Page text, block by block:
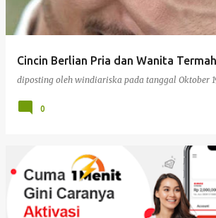
Cincin Berlian Pria dan Wanita
diposting oleh windiariska pada tanggal Oktober
0